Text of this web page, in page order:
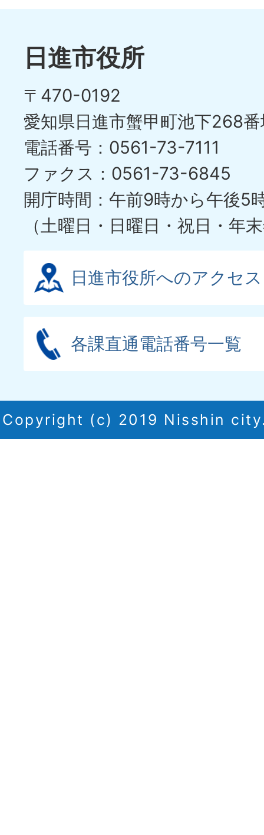
日進市役所
〒470-0192
愛知県日進市蟹甲町池下268
電話番号：0561-73-7111
ファクス：0561-73-6845
開庁時間：午前9時から午後5
（土曜日・日曜日・祝日・年
日進市役所へのアクセス
各課直通電話番号一覧
Copyright (c) 2019 Nisshin